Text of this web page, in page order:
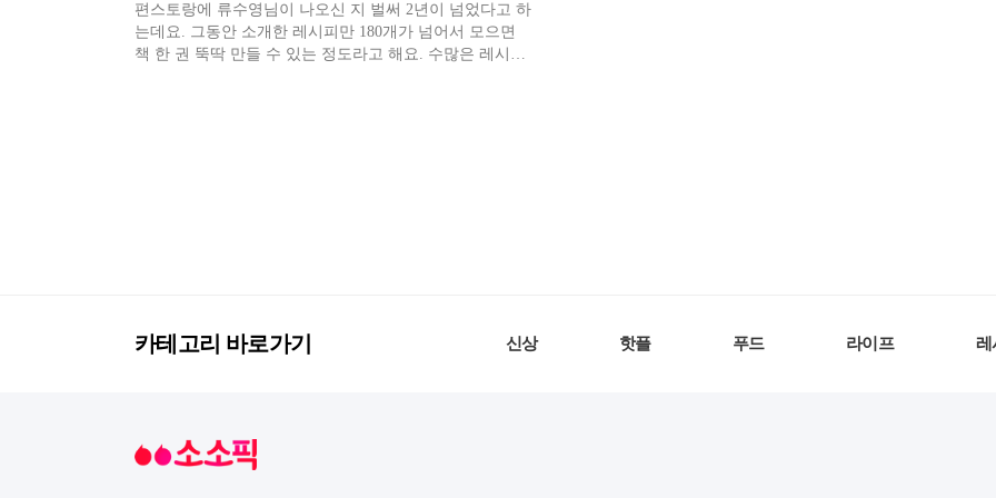
편스토랑에 류수영님이 나오신 지 벌써 2년이 넘었다고 하
는데요. 그동안 소개한 레시피만 180개가 넘어서 모으면
책 한 권 뚝딱 만들 수 있는 정도라고 해요. 수많은 레시피
카테고리 바로가기 신상 핫플 푸드 라이프 레